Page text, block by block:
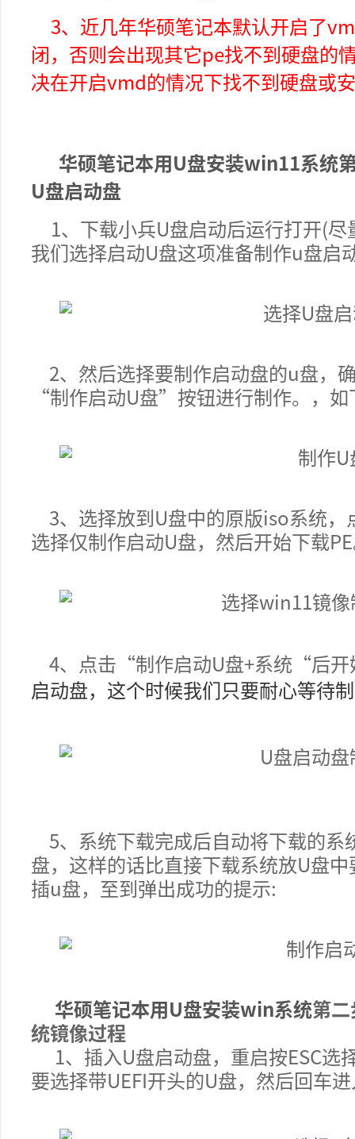
3、近几年华硕笔记本默认开启了
闭，否则会出现其它pe找不到硬盘的
决在开启vmd的情况下找不到硬盘或
华硕笔记本用U盘安装win11系统
U盘启动盘
1、下载小兵U盘启动后运行打开(尽
我们选择启动U盘这项准备制作u盘启
2、然后选择要制作启动盘的u盘，
“制作启动U盘”按钮进行制作。，如
3、选择放到U盘中的原版iso系统，
选择仅制作启动U盘，然后开始下载PE
4、 点击“制作启动U盘+系统“后开
启动盘，这个时候我们只要耐心等待
5、 系统下载完成后自动将下载的
盘，这样的话比直接下载系统放U盘
插u盘，至到弹出成功的提示:
华硕笔记本用U盘安装win系统第
统镜像过程
1、 插入U盘启动盘，重启按ESC
要选择带UEFI开头的U盘，然后回车